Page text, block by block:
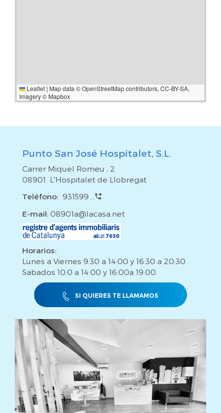
Leaflet | Map data ©OpenStreetMapcontributors, CC-BY-SA,
Imagery © Mapbox
Punto San José Hospitalet, S.L.
Carrer Miquel Romeu , 2
08901 L'Hospitalet de Llobregat
Teléfono: 931599 ...
E-mail: 08901a@lacasa.net
Horarios:
Lunes a Viernes 9:30 a 14:00 y 16:30 a 20:30
Sabados 10:0 a 14:00 y 16:00a 19:00.
SI QUIERES TE LLAMAMOS